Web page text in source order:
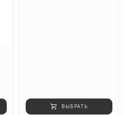
ВЫБРАТЬ